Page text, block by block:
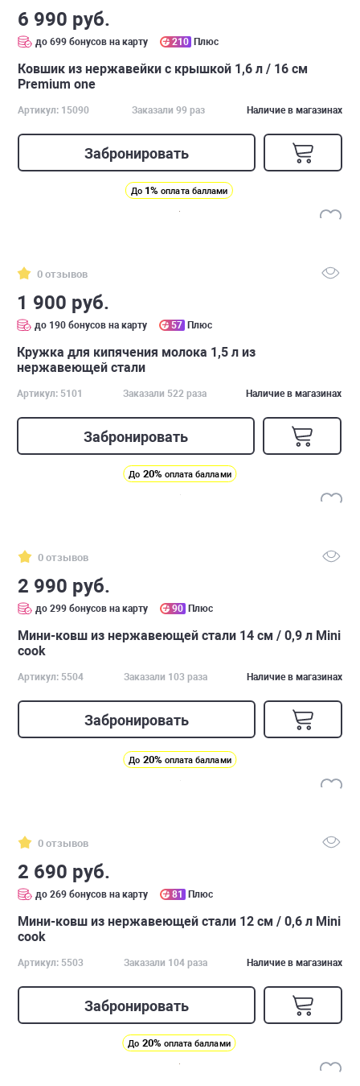
6 990 руб.
до 699 бонусов на карту 210 Плюс
Ковшик из нержавейки с крышкой 1,6 л / 16 см
Premium one
Артикул: 15090 Заказали 99 раз Наличие в магазинах
Забронировать
До 1% оплата баллами
0 отзывов
1 900 руб.
до 190 бонусов на карту 57 Плюс
Кружка для кипячения молока 1,5 л из
нержавеющей стали
Артикул: 5101 Заказали 522 раза Наличие в магазинах
Забронировать
До 20% оплата баллами
0 отзывов
2 990 руб.
до 299 бонусов на карту 90 Плюс
Мини-ковш из нержавеющей стали 14 см / 0,9 л Mini
cook
Артикул: 5504 Заказали 103 раза Наличие в магазинах
Забронировать
До 20% оплата баллами
0 отзывов
2 690 руб.
до 269 бонусов на карту 81 Плюс
Мини-ковш из нержавеющей стали 12 см / 0,6 л Mini
cook
Артикул: 5503 Заказали 104 раза Наличие в магазинах
Забронировать
До 20% оплата баллами